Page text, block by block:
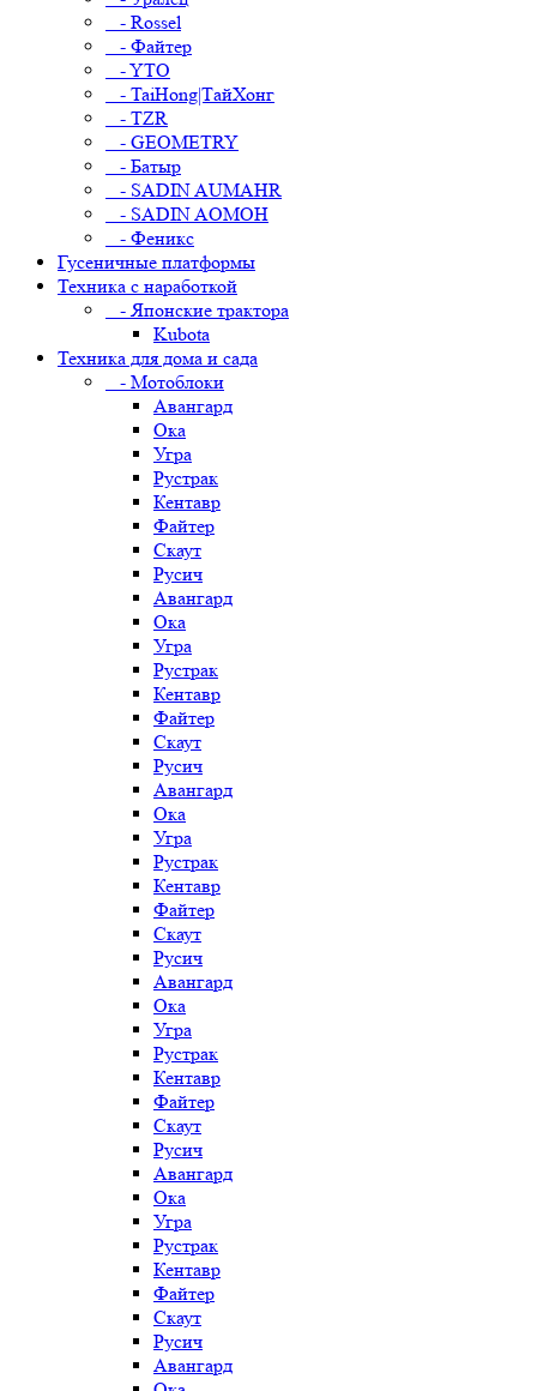
- Rossel
- Файтер
- YTO
- TaiHong|ТайХонг
- TZR
- GEOMETRY
- Батыр
- SADIN AUMAHR
- SADIN AOMOH
- Феникс
Гусеничные платформы
Техника с наработкой
- Японские трактора
Kubota
Техника для дома и сада
- Мотоблоки
Авангард
Ока
Угра
Рустрак
Кентавр
Файтер
Скаут
Русич
Авангард
Ока
Угра
Рустрак
Кентавр
Файтер
Скаут
Русич
Авангард
Ока
Угра
Рустрак
Кентавр
Файтер
Скаут
Русич
Авангард
Ока
Угра
Рустрак
Кентавр
Файтер
Скаут
Русич
Авангард
Ока
Угра
Рустрак
Кентавр
Файтер
Скаут
Русич
Авангард